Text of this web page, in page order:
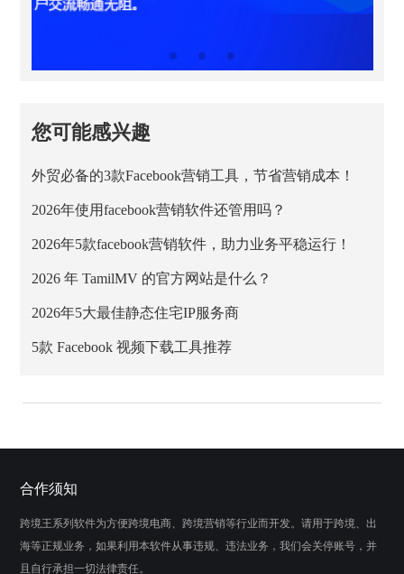
您可能感兴趣
外贸必备的3款Facebook营销工具，节省营销成本！
2026年使用facebook营销软件还管用吗？
2026年5款facebook营销软件，助力业务平稳运行！
2026 年 TamilMV 的官方网站是什么？
2026年5大最佳静态住宅IP服务商
5款 Facebook 视频下载工具推荐
合作须知
跨境王系列软件为方便跨境电商、跨境营销等行业而开发。请用于跨境、出
海等正规业务，如果利用本软件从事违规、违法业务，我们会关停账号，并
且自行承担一切法律责任。